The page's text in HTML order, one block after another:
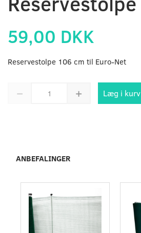
59,00 DKK
Reservestolpe 106 cm til Euro-Net
Læg i kurv
ANBEFALINGER